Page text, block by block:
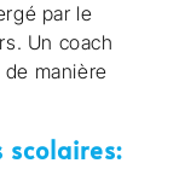
par le
Un coach
de manière
scolaires: